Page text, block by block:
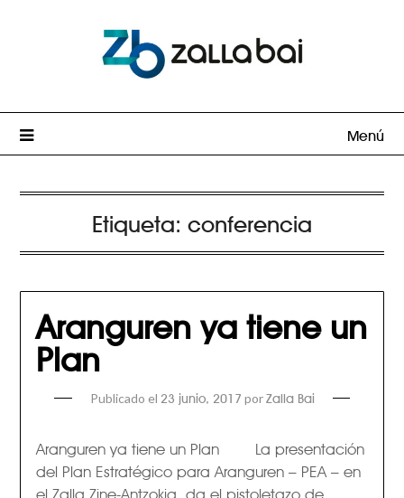
Menú
Etiqueta: conferencia
Aranguren ya tiene un
Plan
Publicado el 23 junio, 2017 por Zalla Bai
Aranguren ya tiene un Plan La presentación
del Plan Estratégico para Aranguren – PEA – en
el Zalla Zine-Antzokia, da el pistoletazo de